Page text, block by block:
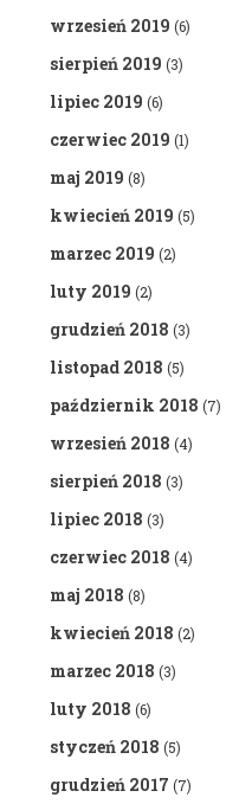
wrzesień 2019 (6)
sierpień 2019 (3)
lipiec 2019 (6)
czerwiec 2019 (1)
maj 2019 (8)
kwiecień 2019 (5)
marzec 2019 (2)
luty 2019 (2)
grudzień 2018 (3)
listopad 2018 (5)
październik 2018 (7)
wrzesień 2018 (4)
sierpień 2018 (3)
lipiec 2018 (3)
czerwiec 2018 (4)
maj 2018 (8)
kwiecień 2018 (2)
marzec 2018 (3)
luty 2018 (6)
styczeń 2018 (5)
grudzień 2017 (7)